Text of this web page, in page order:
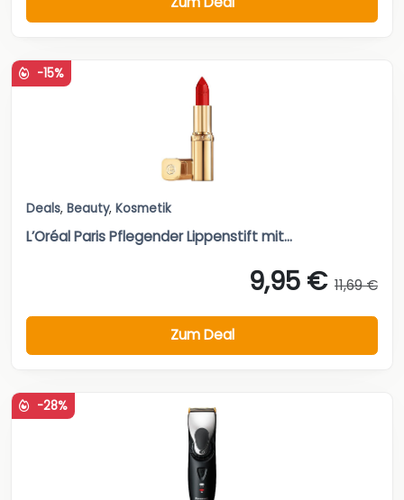
-15%
Deals, Beauty, Kosmetik
L’Oréal Paris Pflegender Lippenstift mit...
9,95 € 11,69 €
Zum Deal
-28%